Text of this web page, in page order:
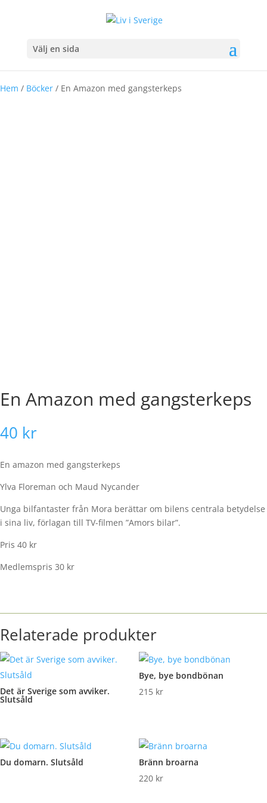
Välj en sida
Hem / Böcker / En Amazon med gangsterkeps
En Amazon med gangsterkeps
40 kr
En amazon med gangsterkeps
Ylva Floreman och Maud Nycander
Unga bilfantaster från Mora berättar om bilens centrala betydelse
i sina liv, förlagan till TV-filmen ”Amors bilar”.
Pris 40 kr
Medlemspris 30 kr
Relaterade produkter
Det är Sverige som avviker.
Slutsåld
Bye, bye bondbönan
215 kr
Du domarn. Slutsåld
Bränn broarna
220 kr